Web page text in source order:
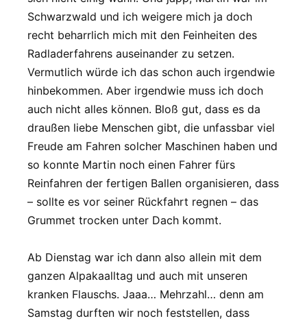
Schwarzwald und ich weigere mich ja doch
recht beharrlich mich mit den Feinheiten des
Radladerfahrens auseinander zu setzen.
Vermutlich würde ich das schon auch irgendwie
hinbekommen. Aber irgendwie muss ich doch
auch nicht alles können. Bloß gut, dass es da
draußen liebe Menschen gibt, die unfassbar viel
Freude am Fahren solcher Maschinen haben und
so konnte Martin noch einen Fahrer fürs
Reinfahren der fertigen Ballen organisieren, dass
– sollte es vor seiner Rückfahrt regnen – das
Grummet trocken unter Dach kommt.
Ab Dienstag war ich dann also allein mit dem
ganzen Alpakaalltag und auch mit unseren
kranken Flauschs. Jaaa… Mehrzahl… denn am
Samstag durften wir noch feststellen, dass